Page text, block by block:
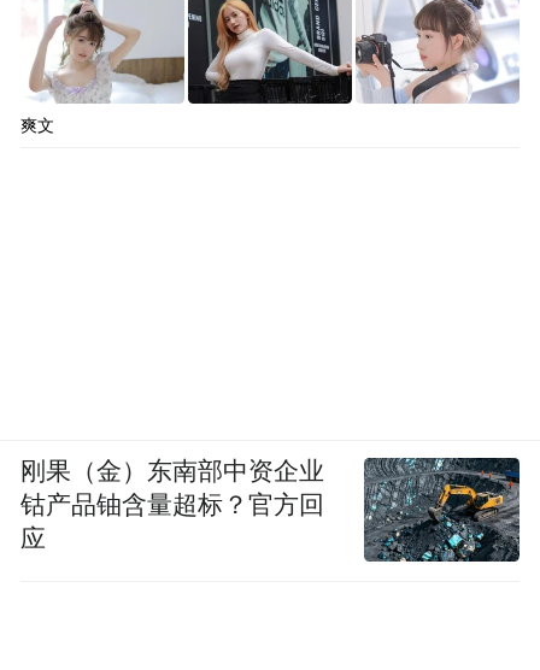
爽文
刚果（金）东南部中资企业
钴产品铀含量超标？官方回
应